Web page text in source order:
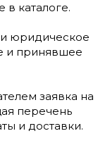
каталоге.
юридическое
и принявшее
заявка на
перечень
и доставки.